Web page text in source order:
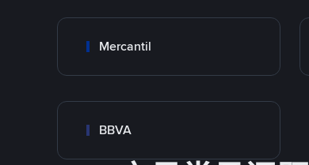
Mercantil
BBVA